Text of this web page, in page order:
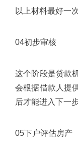
以上材料最好一
04初步审核
这个阶段是贷款
会根据借款人提
后才能进入下一
05下户评估房产